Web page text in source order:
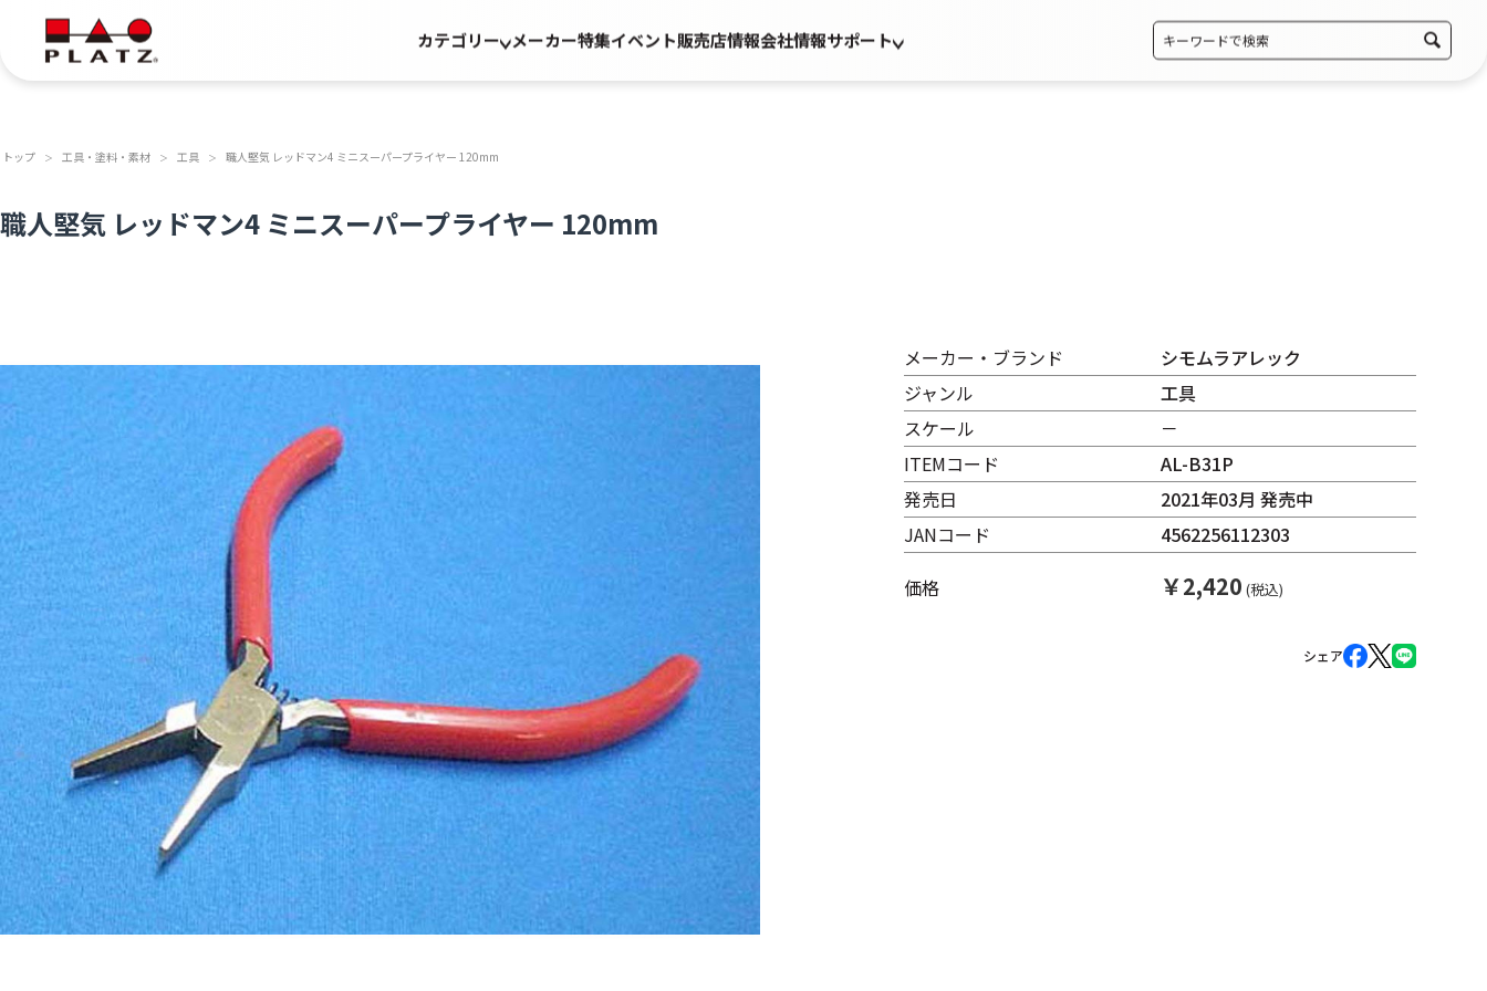
カテゴリー メーカー特集イベント販売店情報会社情報サポート
トップ ＞ 工具・塗料・素材 ＞ 工具 ＞ 職人堅気 レッドマン4 ミニスーパープライヤー 120mm
職人堅気 レッドマン4 ミニスーパープライヤー 120mm
メーカー・ブランド
シモムラアレック
ジャンル
工具
スケール
－
ITEMコード
AL-B31P
発売日
2021年03月 発売中
JANコード
4562256112303
価格
￥2,420 (税込)
シェア